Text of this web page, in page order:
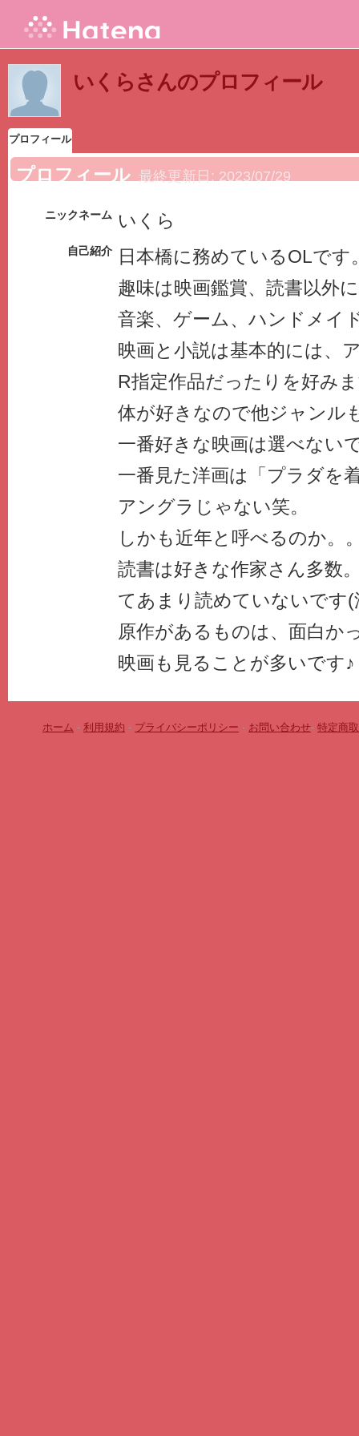
いくらさんのプロフィール
プロフィール
プロフィール 最終更新日: 2023/07/29
ニックネーム いくら
自己紹介
日本橋に務めているOLです
趣味は映画鑑賞、読書以外
音楽、ゲーム、ハンドメイ
映画と小説は基本的には、
R指定作品だったりを好み
体が好きなので他ジャンル
一番好きな映画は選べない
一番見た洋画は「プラダ
アングラじゃない笑。
しかも近年と呼べるのか。
読書は好きな作家さん多数
てあまり読めていないです(
原作があるものは、面白か
映画も見ることが多いです♪
ホーム - 利用規約 - プライバシーポリシー - お問い合わせ- 特定商